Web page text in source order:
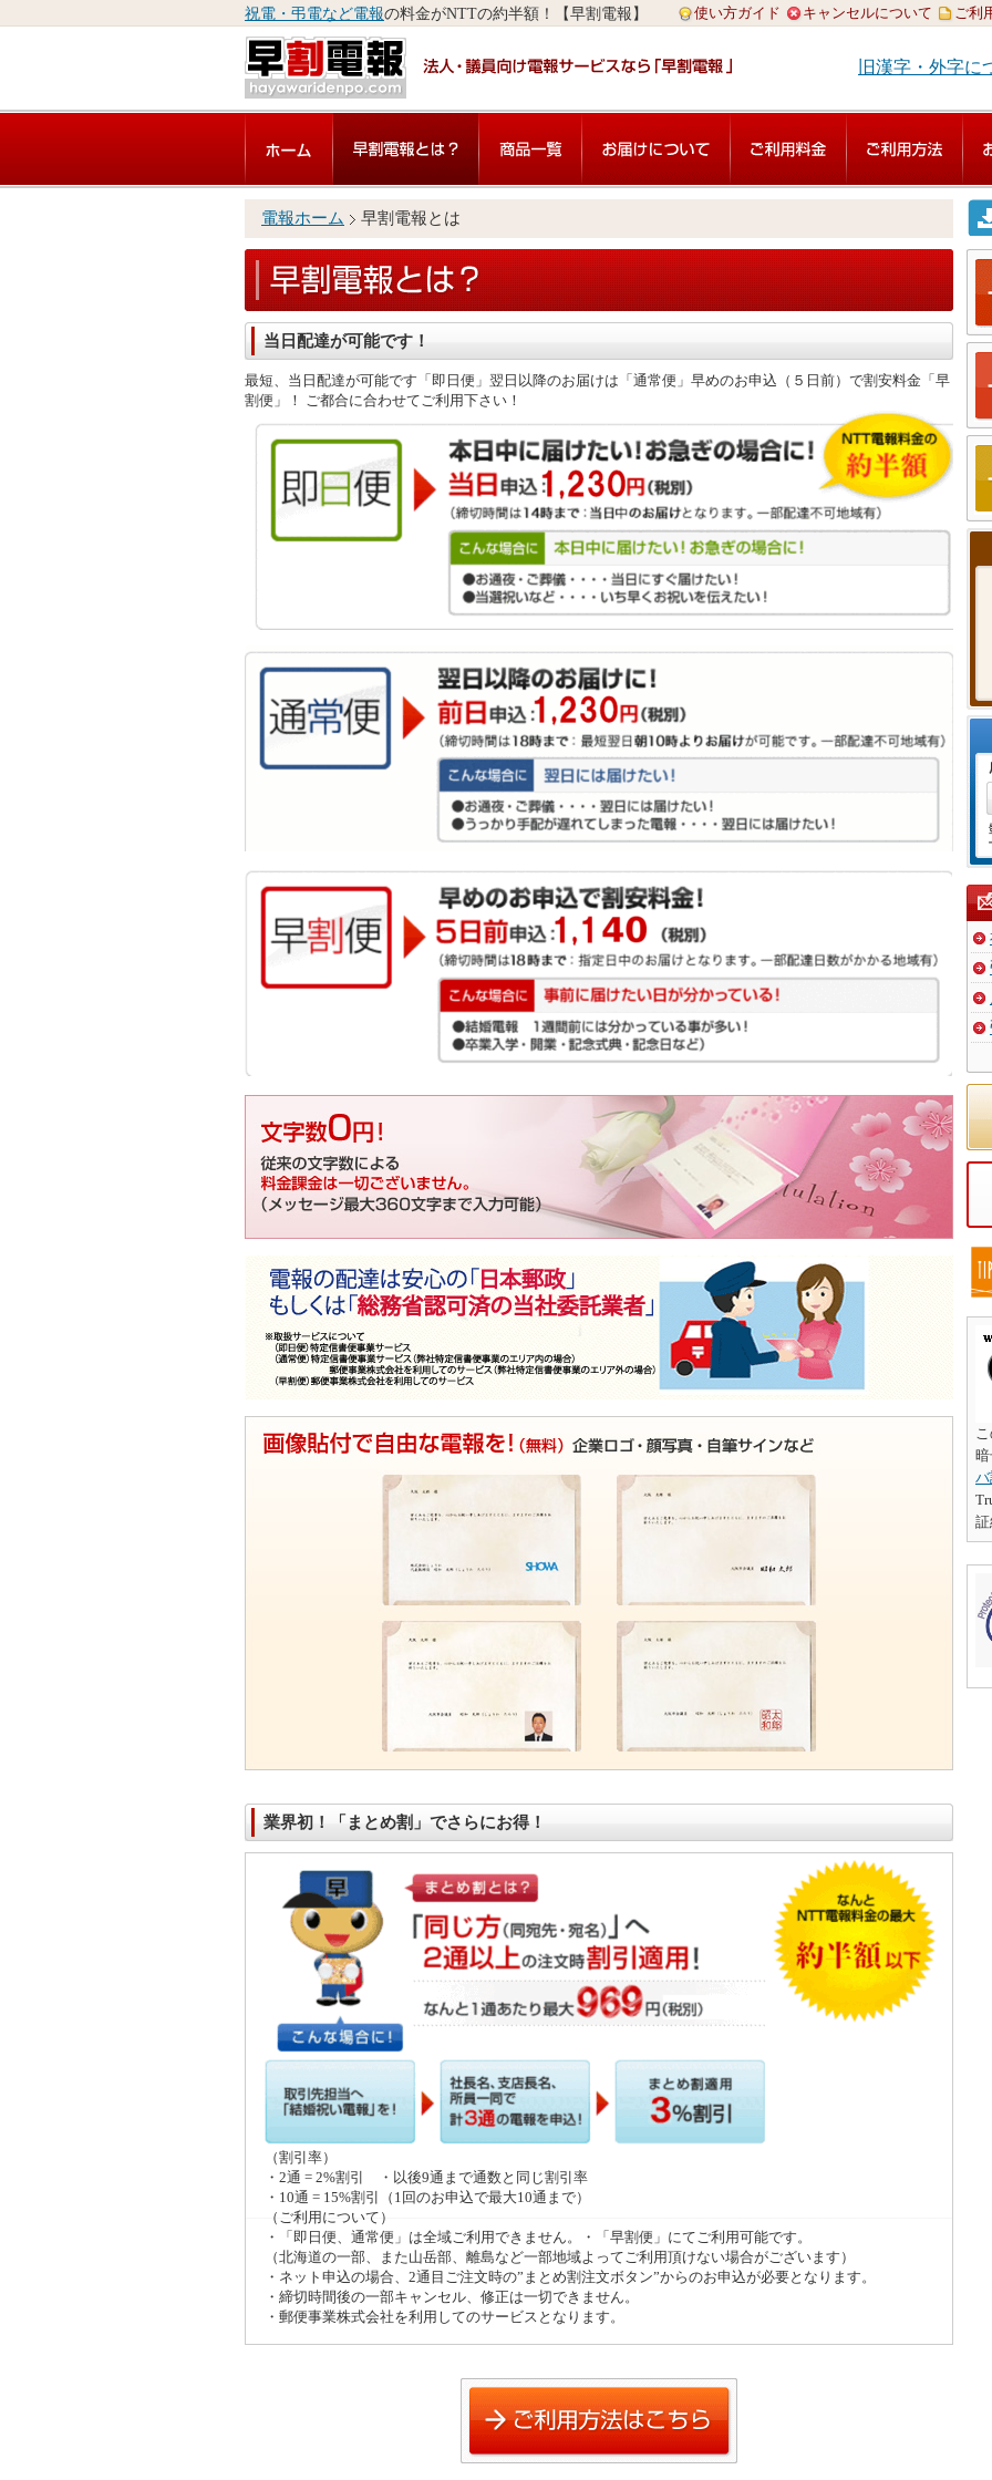
祝電・弔電など電報の料金がNTTの約半額！【早割電報】 使い方ガイド キャンセルについて ご利
旧漢字・外字に
電報ホーム 早割電報とは
当日配達が可能です！
最短、当日配達が可能です「即日便」翌日以降のお届けは「通常便」早めのお申込（５日前）で割安料金「早
割便」！ ご都合に合わせてご利用下さい！
業界初！ 「まとめ割」 でさらにお得！
（割引率）
・2通 = 2%割引 ・以後9通まで通数と同じ割引率
・10通 = 15%割引（1回のお申込で最大10通まで）
（ご利用について）
・「即日便、通常便」は全域ご利用できません。・「早割便」にてご利用可能です。
（北海道の一部、また山岳部、離島など一部地域よってご利用頂けない場合がございます）
・ネット申込の場合、2通目ご注文時の”まとめ割注文ボタン”からのお申込が必要となります。
・締切時間後の一部キャンセル、修正は一切できません。
・郵便事業株式会社を利用してのサービスとなります。